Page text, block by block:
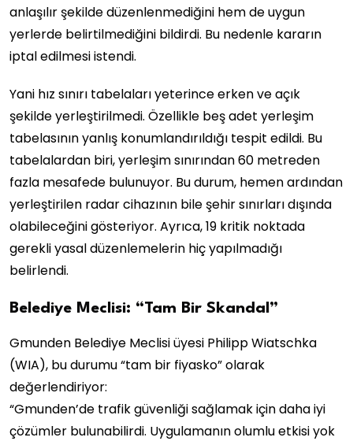
anlaşılır şekilde düzenlenmediğini hem de uygun
yerlerde belirtilmediğini bildirdi. Bu nedenle kararın
iptal edilmesi istendi.
Yani hız sınırı tabelaları yeterince erken ve açık
şekilde yerleştirilmedi. Özellikle beş adet yerleşim
tabelasının yanlış konumlandırıldığı tespit edildi. Bu
tabelalardan biri, yerleşim sınırından 60 metreden
fazla mesafede bulunuyor. Bu durum, hemen ardından
yerleştirilen radar cihazının bile şehir sınırları dışında
olabileceğini gösteriyor. Ayrıca, 19 kritik noktada
gerekli yasal düzenlemelerin hiç yapılmadığı
belirlendi.
Belediye Meclisi: “Tam Bir Skandal”
Gmunden Belediye Meclisi üyesi Philipp Wiatschka
(WIA), bu durumu “tam bir fiyasko” olarak
değerlendiriyor:
“Gmunden’de trafik güvenliği sağlamak için daha iyi
çözümler bulunabilirdi. Uygulamanın olumlu etkisi yok